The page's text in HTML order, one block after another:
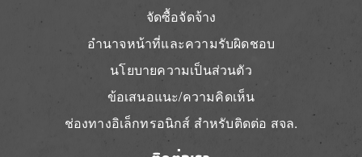
จัดซื้อจัดจ้าง
อำนาจหน้าที่และความรับผิดชอบ
นโยบายความเป็นส่วนตัว
ข้อเสนอแนะ/ความคิดเห็น
ช่องทางอิเล็กทรอนิกส์ สำหรับติดต่อ สจล.